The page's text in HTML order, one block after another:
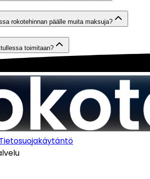
rokotehinnan päälle muita maksuja?
toimitaan?
Tietosuojakäytäntö